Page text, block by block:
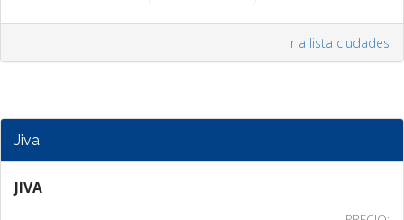
Sagrado Chasmai Ayub (siglo XIV), también conocida como “la fuente de
ir a lista ciudades
Jiva
JIVA